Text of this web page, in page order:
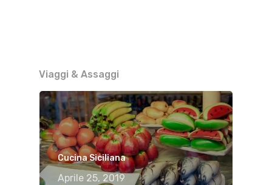
Viaggi & Assaggi
Cucina Siciliana
Aprile 25, 2019